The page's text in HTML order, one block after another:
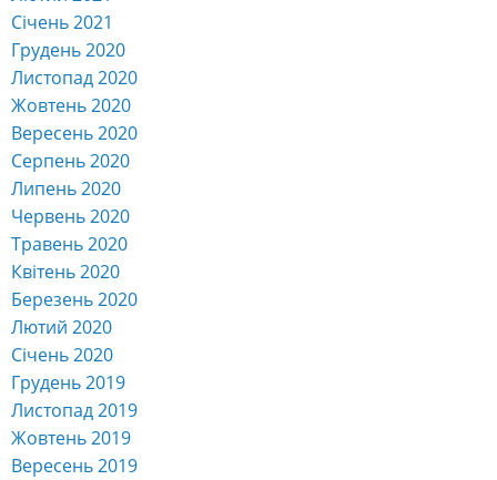
Січень 2021
Грудень 2020
Листопад 2020
Жовтень 2020
Вересень 2020
Серпень 2020
Липень 2020
Червень 2020
Травень 2020
Квітень 2020
Березень 2020
Лютий 2020
Січень 2020
Грудень 2019
Листопад 2019
Жовтень 2019
Вересень 2019